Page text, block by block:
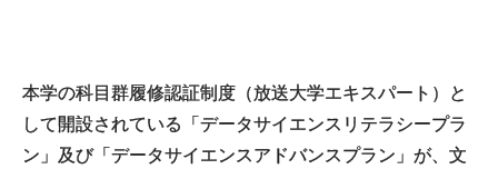
本学の科目群履修認証制度（放送大学エキスパート）と
して開設されている「データサイエンスリテラシープラ
ン」及び「データサイエンスアドバンスプラン」が、文